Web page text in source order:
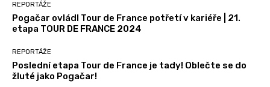
REPORTÁŽE
Pogačar ovládl Tour de France potřetí v kariéře | 21.
etapa TOUR DE FRANCE 2024
REPORTÁŽE
Poslední etapa Tour de France je tady! Oblečte se do
žluté jako Pogačar!